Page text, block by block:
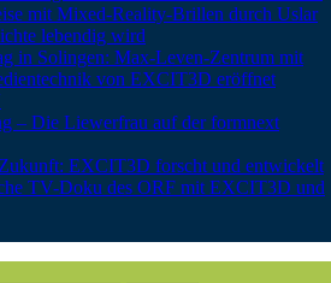
mit Mixed-Reality-Brillen durch Uslar
lebendig wird
in Solingen: Max-Leven-Zentrum mit
von EXCIT3D eröffnet
– Die Liewerfrau auf der formnext
EXCIT3D forscht und entwickelt
TV-Doku des ORF mit EXCIT3D und